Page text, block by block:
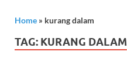
Home » kurang dalam
TAG: KURANG DALAM